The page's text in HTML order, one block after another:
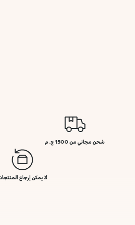
شحن مجاني من 1500 ج. م
لا يمكن إرجاع